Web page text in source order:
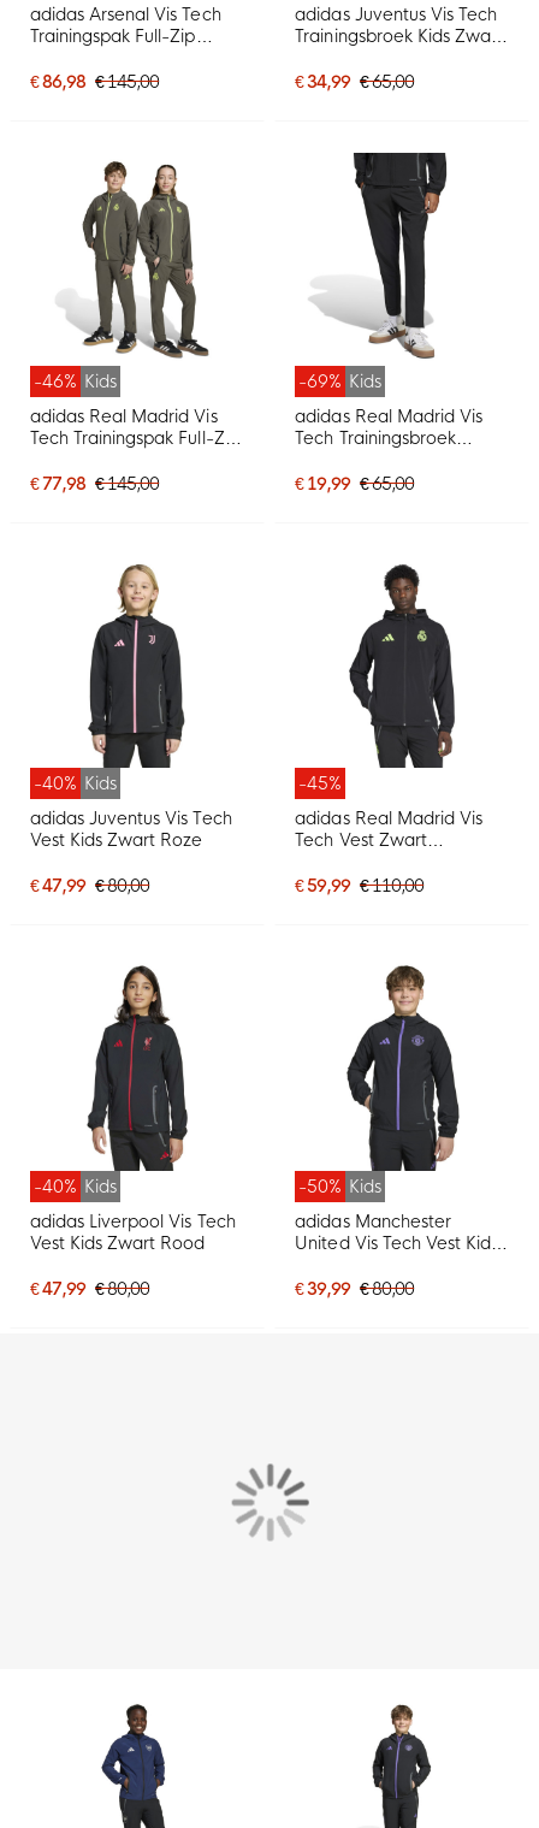
adidas Arsenal Vis Tech
Trainingspak Full-Zip
Donkergrijs
€ 86,98 € 145,00
adidas Juventus Vis Tech
Trainingsbroek Kids Zwart
€ 34,99 € 65,00
-46% Kids
adidas Real Madrid Vis
Tech Trainingspak Full-Zip
€ 77,98 € 145,00
-69% Kids
adidas Real Madrid Vis
Tech Trainingsbroek
€ 19,99 € 65,00
-40% Kids
adidas Juventus Vis Tech
Vest Kids Zwart Roze
€ 47,99 € 80,00
-45%
adidas Real Madrid Vis
Tech Vest Zwart
€ 59,99 € 110,00
-40% Kids
adidas Liverpool Vis Tech
Vest Kids Zwart Rood
€ 47,99 € 80,00
-50% Kids
adidas Manchester
United Vis Tech Vest Kids
€ 39,99 € 80,00